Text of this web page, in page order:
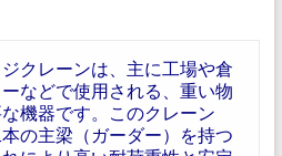
クレーンは、主に工場や倉
などで使用される、重い物
機器です。このクレーン
の主梁（ガーダー）を持つ